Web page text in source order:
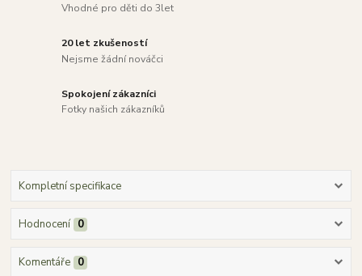
Vhodné pro děti do 3let
20 let zkušeností
Nejsme žádní nováčci
Spokojení zákazníci
Fotky našich zákazníků
Kompletní specifikace
Hodnocení 0
Komentáře 0